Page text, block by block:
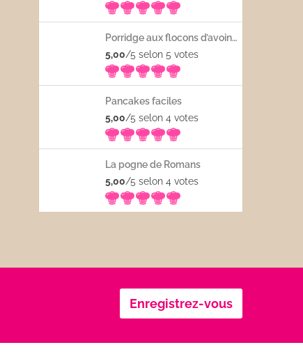
Porridge aux flocons d’avoine avec les fruits frais
5,00/5 selon 5 votes
Pancakes faciles
5,00/5 selon 4 votes
La pogne de Romans
5,00/5 selon 4 votes
Enregistrez-vous